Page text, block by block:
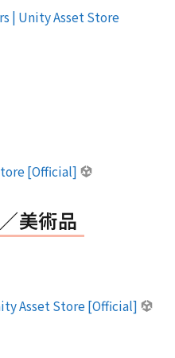
| Unity Asset Store
[Official]
美術品
Asset Store [Official]